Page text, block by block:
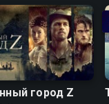
город Z